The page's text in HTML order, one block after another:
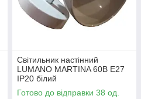
Світильник настінний
LUMANO MARTINA 60В Е27
IP20 білий
Готово до відправки 38 од.